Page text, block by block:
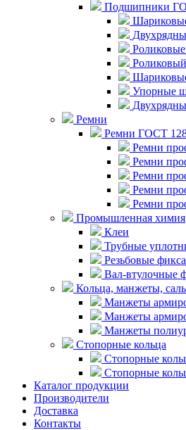
Подшипники
Упорные
Ремни
Ремни ГОСТ
Ремни
Ремни
Ремни
Ремни
Ремни
Промышленная химия
Клеи
Трубные
Резьбовые
Вал-втулочные
Кольца, манжеты,
Манжеты
Манжеты
Манжеты
Стопорные кольца
Стопорные
Стопорные
Каталог продукции
Производители
Доставка
Контакты